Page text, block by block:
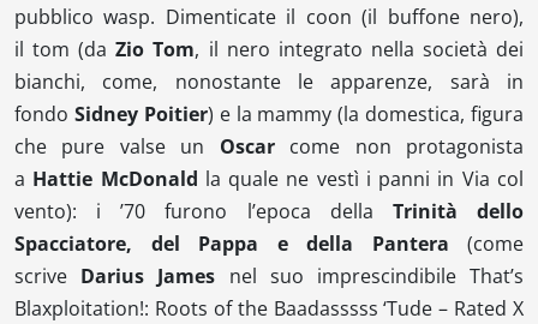
pubblicowasp. Dimenticate il coon (il buffone nero),
iltom (daZio Tom, il nero integrato nella società dei
bianchi, come, nonostante le apparenze, sarà in
fondo Sidney Poitier) e la mammy (la domestica, figura
che pure valse un Oscarcome non protagonista
a Hattie McDonald la quale ne vestì i panni in Via col
vento): i ’70 furono l’epoca della Trinità dello
Spacciatore, del Pappa e della Pantera (come
scrive Darius James nel suo imprescindibileThat’s
Blaxploitation!: Roots of the Baadasssss ‘Tude – Rated X